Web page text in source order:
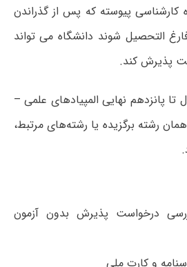
کارشناسی پیوسته که پس از گذراندن
التحصیل شوند دانشگاه می تواند
پذیرش کند.
تا پانزدهم نهایی المپیادهای علمی –
رشته برگزیده یا رشته‌های مرتبط،
درخواست پذیرش بدون آزمون